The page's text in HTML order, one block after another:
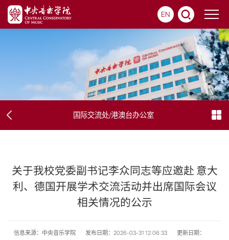
EN
国际交流处/港澳台办公室
关于我校党委副书记李众同志等应邀赴 意大
利、德国开展学术交流活动并出席国际会议
相关情况的公示
信息来源：中央音乐学院 发布日期：2026-03-31 12:06:33
更新日期：